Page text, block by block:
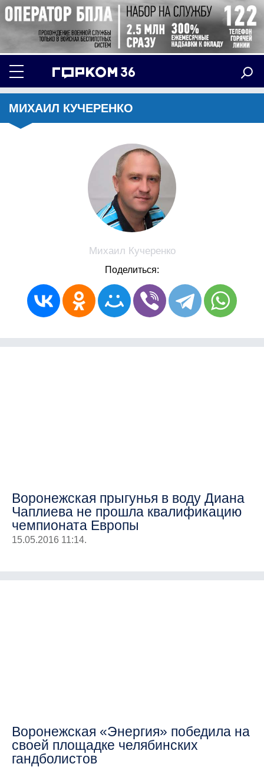
МИХАИЛ КУЧЕРЕНКО
Михаил Кучеренко
Поделиться:
Воронежская прыгунья в воду Диана
Чаплиева не прошла квалификацию
чемпионата Европы
15.05.2016 11:14.
Воронежская «Энергия» победила на
своей площадке челябинских
гандболистов